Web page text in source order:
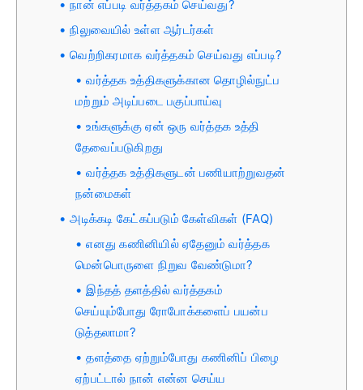
நான் எப்படி வர்த்தகம் செய்வது?
நிலுவையில் உள்ள ஆர்டர்கள்
வெற்றிகரமாக வர்த்தகம் செய்வது எப்படி?
வர்த்தக உத்திகளுக்கான தொழில்நுட்ப
மற்றும் அடிப்படை பகுப்பாய்வு
உங்களுக்கு ஏன் ஒரு வர்த்தக உத்தி
தேவைப்படுகிறது
வர்த்தக உத்திகளுடன் பணியாற்றுவதன்
நன்மைகள்
அடிக்கடி கேட்கப்படும் கேள்விகள் (FAQ)
எனது கணினியில் ஏதேனும் வர்த்தக
மென்பொருளை நிறுவ வேண்டுமா?
இந்தத் தளத்தில் வர்த்தகம்
செய்யும்போது ரோபோக்களைப் பயன்ப
டுத்தலாமா?
தளத்தை ஏற்றும்போது கணினிப் பிழை
ஏற்பட்டால் நான் என்ன செய்ய